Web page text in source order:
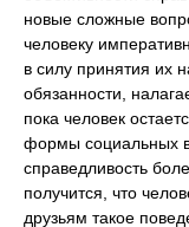
новые сложные
человеку
в силу принятия их
обязанности,
пока человек
формы социальных
справедливость
получится, что
друзьям такое